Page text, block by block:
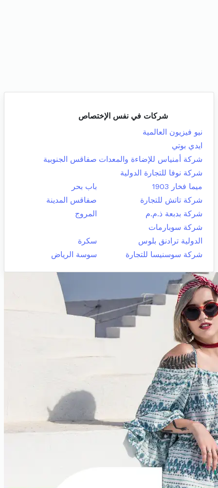
شركات في نفس الإختصاص
نيو فيزيون العالمية
ايدي بوتي
شركة أمنياس للإضاءة والمعدات صفاقس الجنوبية
شركة نوفا للتجارة الدولية
ميما فخار 1903
باب بحر
شركة تاتش للتجارة
صفاقس المدينة
شركة بدبعة ذ.م.م
المروج
شركة سوبارمات
الدولية ترادنق بلوس
سكرة
شركة سوسنيسا للتجارة
سوسة الرياض